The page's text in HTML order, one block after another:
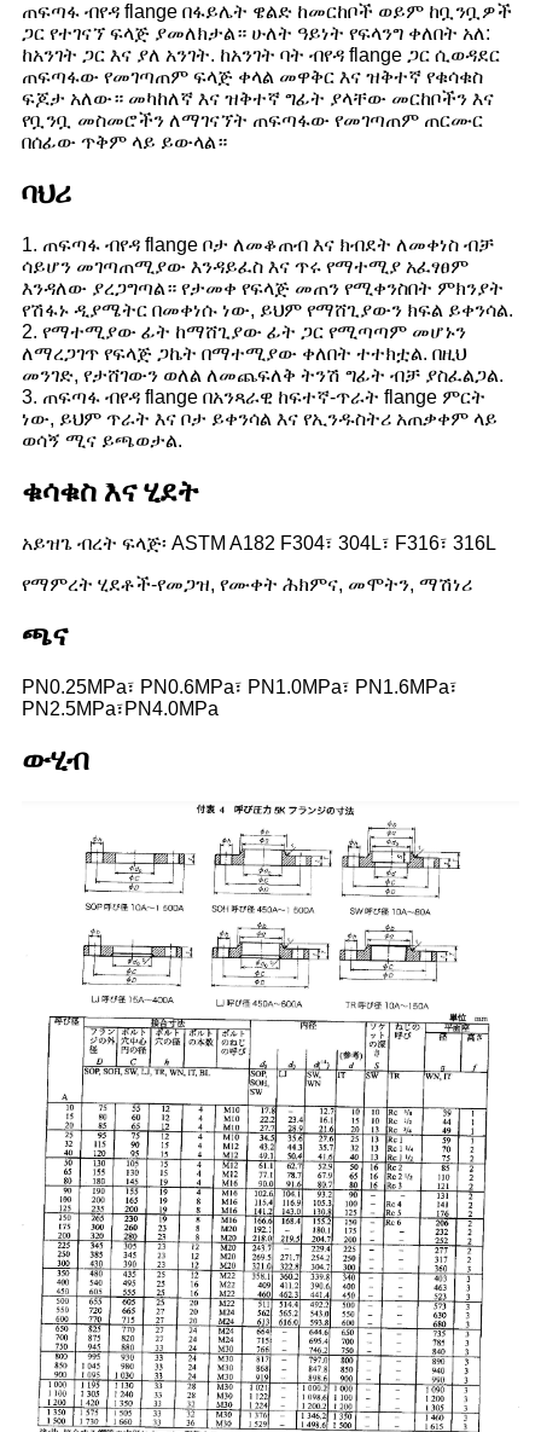
ጠፍጣፋ ብየዳ flange በፋይሌት ዌልድ ከመርከቦች ወይም ከቧንቧዎች
ጋር የተገናኘ ፍላጅ ያመለክታል። ሁለት ዓይነት የፍላንግ ቀለበት አለ:
ከአንገት ጋር እና ያለ አንገት. ከአንገት ባት ብየዳ flange ጋር ሲወዳደር
ጠፍጣፋው የመገጣጠም ፍላጅ ቀላል መዋቅር እና ዝቅተኛ የቁሳቁስ
ፍጆታ አለው። መካከለኛ እና ዝቅተኛ ግፊት ያላቸው መርከቦችን እና
የቧንቧ መስመሮችን ለማገናኘት ጠፍጣፋው የመገጣጠም ጠርሙር
በሰፊው ጥቅም ላይ ይውላል።
ባህሪ
1. ጠፍጣፋ ብየዳ flange ቦታ ለመቆጠብ እና ክብደት ለመቀነስ ብቻ
ሳይሆን መገጣጠሚያው እንዳይፈስ እና ጥሩ የማተሚያ አፈፃፀም
እንዳለው ያረጋግጣል። የታመቀ የፍላጅ መጠን የሚቀንስበት ምክንያት
የሽፋኑ ዲያሜትር በመቀነሱ ነው, ይህም የማሸጊያውን ክፍል ይቀንሳል.
2. የማተሚያው ፊት ከማሸጊያው ፊት ጋር የሚጣጣም መሆኑን
ለማረጋገጥ የፍላጅ ጋኬት በማተሚያው ቀለበት ተተክቷል. በዚህ
መንገድ, የታሸገውን ወለል ለመጨፍለቅ ትንሽ ግፊት ብቻ ያስፈልጋል.
3. ጠፍጣፋ ብየዳ flange በአንጻራዊ ከፍተኛ-ጥራት flange ምርት
ነው, ይህም ጥራት እና ቦታ ይቀንሳል እና የኢንዱስትሪ አጠቃቀም ላይ
ወሳኝ ሚና ይጫወታል.
ቁሳቁስ እና ሂደት
አይዝጌ ብረት ፍላጅ፡ ASTM A182 F304፣ 304L፣ F316፣ 316L
የማምረት ሂደቶች-የመጋዝ, የሙቀት ሕክምና, መሞትን, ማሽነሪ
ጫና
PN0.25MPa፣ PN0.6MPa፣ PN1.0MPa፣ PN1.6MPa፣
PN2.5MPa፣PN4.0MPa
ውሂብ